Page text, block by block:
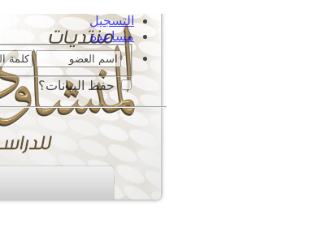
التسجيل
مساعدة
حفظ البيانات؟